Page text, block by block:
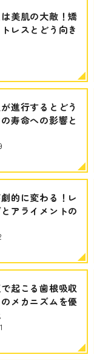
美肌の大敵！矯
レスとどう向き
進行するとどう
寿命への影響と
的に変わる！レ
アライメントの
起こる歯根吸収
メカニズムを優